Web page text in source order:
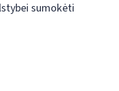
sumokėti